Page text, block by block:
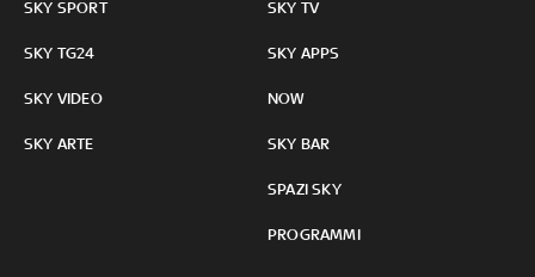
SKY SPORT
SKY TG24
SKY VIDEO
SKY ARTE
SKY TV
SKY APPS
NOW
SKY BAR
SPAZI SKY
PROGRAMMI